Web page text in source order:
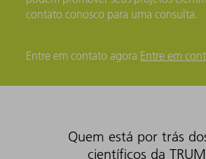
contato conosco para uma consulta.
Entre em contato agora Entre em
Quem está por trás
científicos da